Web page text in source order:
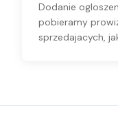
Dodanie
pobieramy
sprzedajacych,